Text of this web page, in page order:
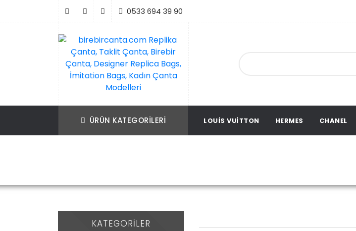
0533 694 39 90
Bags, Kadın Çanta Modelleri
ÜRÜN KATEGORILERI LOUIS VUITTON HERMES CHANEL
KATEGORILER